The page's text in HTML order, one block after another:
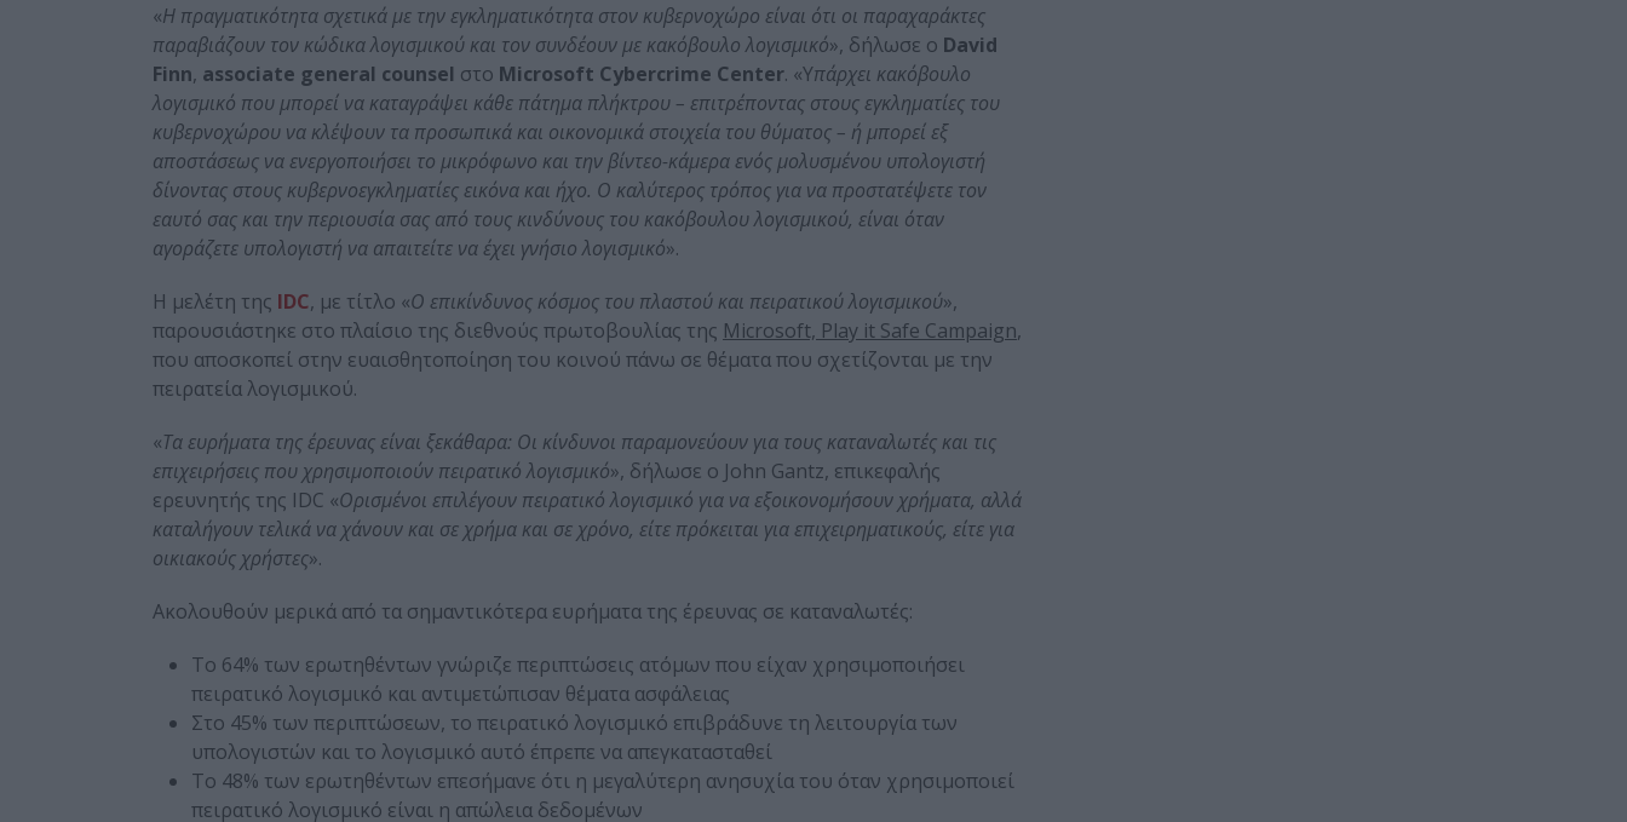
«Η πραγματικότητα σχετικά με την εγκληματικότητα στον κυβερνοχώρο είναι ότι οι παραχαράκτες
παραβιάζουν τον κώδικα λογισμικού και τον συνδέουν με κακόβουλο λογισμικό», δήλωσε ο David
Finn, associate general counsel στο Microsoft Cybercrime Center. «Υπάρχει κακόβουλο
λογισμικό που μπορεί να καταγράψει κάθε πάτημα πλήκτρου – επιτρέποντας στους εγκληματίες του
κυβερνοχώρου να κλέψουν τα προσωπικά και οικονομικά στοιχεία του θύματος – ή μπορεί εξ
αποστάσεως να ενεργοποιήσει το μικρόφωνο και την βίντεο-κάμερα ενός μολυσμένου υπολογιστή
δίνοντας στους κυβερνοεγκληματίες εικόνα και ήχο. Ο καλύτερος τρόπος για να προστατέψετε τον
εαυτό σας και την περιουσία σας από τους κινδύνους του κακόβουλου λογισμικού, είναι όταν
αγοράζετε υπολογιστή να απαιτείτε να έχει γνήσιο λογισμικό».
Η μελέτη της IDC, με τίτλο «Ο επικίνδυνος κόσμος του πλαστού και πειρατικού λογισμικού»,
παρουσιάστηκε στο πλαίσιο της διεθνούς πρωτοβουλίας της Microsoft, Play it Safe Campaign,
που αποσκοπεί στην ευαισθητοποίηση του κοινού πάνω σε θέματα που σχετίζονται με την
πειρατεία λογισμικού.
«Τα ευρήματα της έρευνας είναι ξεκάθαρα: Οι κίνδυνοι παραμονεύουν για τους καταναλωτές και τις
επιχειρήσεις που χρησιμοποιούν πειρατικό λογισμικό», δήλωσε ο John Gantz, επικεφαλής
ερευνητής της IDC «Ορισμένοι επιλέγουν πειρατικό λογισμικό για να εξοικονομήσουν χρήματα, αλλά
καταλήγουν τελικά να χάνουν και σε χρήμα και σε χρόνο, είτε πρόκειται για επιχειρηματικούς, είτε για
οικιακούς χρήστες».
Ακολουθούν μερικά από τα σημαντικότερα ευρήματα της έρευνας σε καταναλωτές:
Το 64% των ερωτηθέντων γνώριζε περιπτώσεις ατόμων που είχαν χρησιμοποιήσει
πειρατικό λογισμικό και αντιμετώπισαν θέματα ασφάλειας
Στο 45% των περιπτώσεων, το πειρατικό λογισμικό επιβράδυνε τη λειτουργία των
υπολογιστών και το λογισμικό αυτό έπρεπε να απεγκατασταθεί
Το 48% των ερωτηθέντων επεσήμανε ότι η μεγαλύτερη ανησυχία του όταν χρησιμοποιεί
πειρατικό λογισμικό είναι η απώλεια δεδομένων